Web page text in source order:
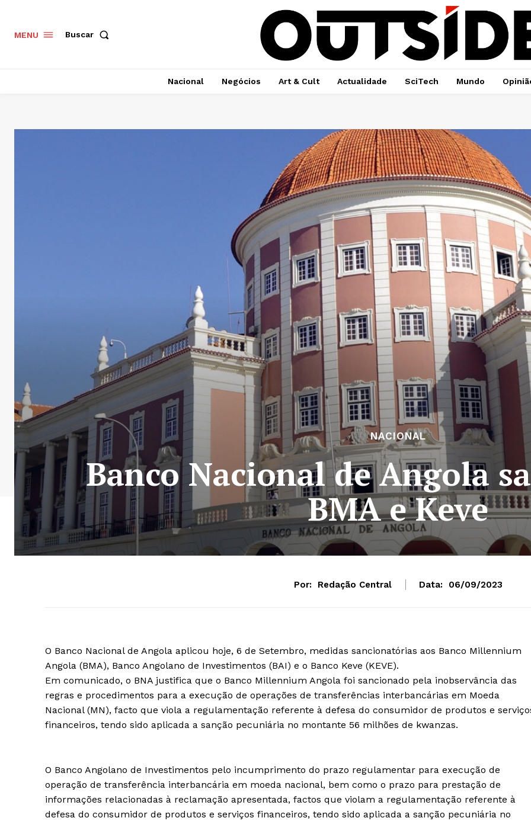
MENU Buscar
Nacional Negócios Art & Cult Actualidade SciTech Mundo
NACIONAL
Banco Nacional de Angola
BMA e Keve
Por: Redação Central Data: 06/09/2023
O Banco Nacional de Angola aplicou hoje, 6 de Setembro, medidas sancionatórias aos Banco Millennium
Angola (BMA), Banco Angolano de Investimentos (BAI) e o Banco Keve (KEVE).
Em comunicado, o BNA justifica que o Banco Millennium Angola foi sancionado pela inobservância das
regras e procedimentos para a execução de operações de transferências interbancárias em Moeda
Nacional (MN), facto que viola a regulamentação referente à defesa do consumidor de produtos e
financeiros, tendo sido aplicada a sanção pecuniária no montante 56 milhões de kwanzas.
O Banco Angolano de Investimentos pelo incumprimento do prazo regulamentar para execução de
operação de transferência interbancária em moeda nacional, bem como o prazo para prestação de
informações relacionadas à reclamação apresentada, factos que violam a regulamentação referente à
defesa do consumidor de produtos e serviços financeiros, tendo sido aplicada a sanção pecuniária no